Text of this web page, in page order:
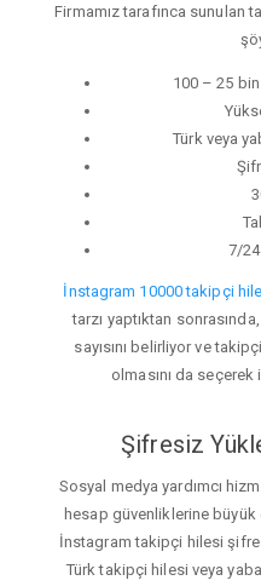
Firmamız tarafınca sunulan
100 – 25
Türk veya
7/24
İnstagram 10000 takipçi
tarzı yaptıktan
sayısını belirliyor ve
olmasını da
Şifresiz
Sosyal medya yardımcı
hesap güvenliklerine büyük
İnstagram takipçi hilesi
Türk takipçi hilesi veya